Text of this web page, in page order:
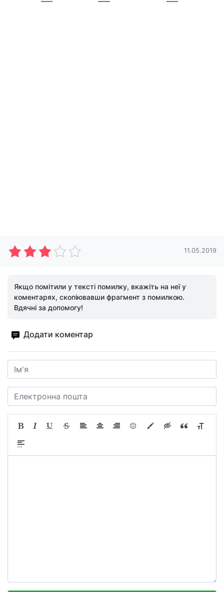
11.05.2019
Якщо помітили у тексті помилку, вкажіть на неї у
коментарях, скопіювавши фрагмент з помилкою.
Вдячні за допомогу!
Додати коментар